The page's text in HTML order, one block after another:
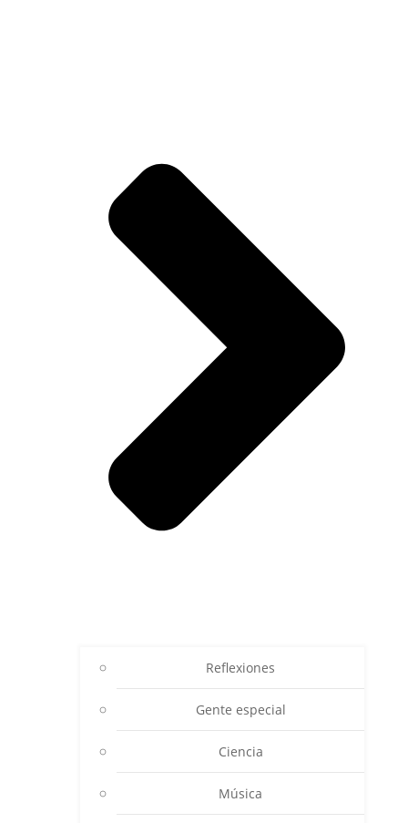
Reflexiones
Gente especial
Ciencia
Música